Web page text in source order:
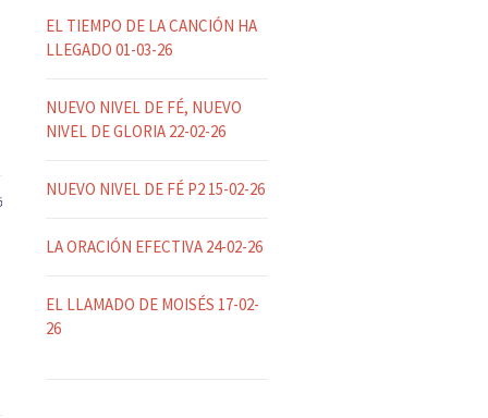
EL TIEMPO DE LA CANCIÓN HA
LLEGADO 01-03-26
NUEVO NIVEL DE FÉ, NUEVO
NIVEL DE GLORIA 22-02-26
NUEVO NIVEL DE FÉ P2 15-02-26
LA ORACIÓN EFECTIVA 24-02-26
EL LLAMADO DE MOISÉS 17-02-
26